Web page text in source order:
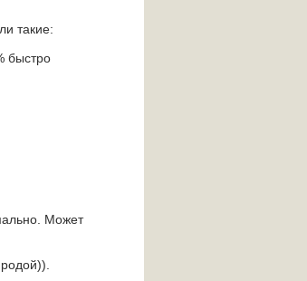
такие:
быстро
Может